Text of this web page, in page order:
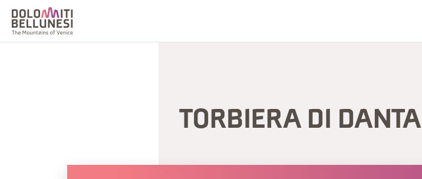
TORBIERA DI DANTA